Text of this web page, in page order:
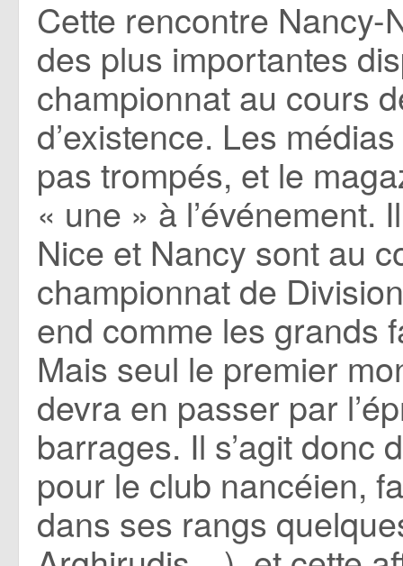
Cette rencontre Nancy-
des plus importantes
championnat au cours
d’existence. Les
pas trompés, et le
« une » à l’événement.
Nice et Nancy sont au
championnat de
end comme les grands
Mais seul le premier
devra en passer par
barrages. Il s’agit donc
pour le club nancéien,
dans ses rangs